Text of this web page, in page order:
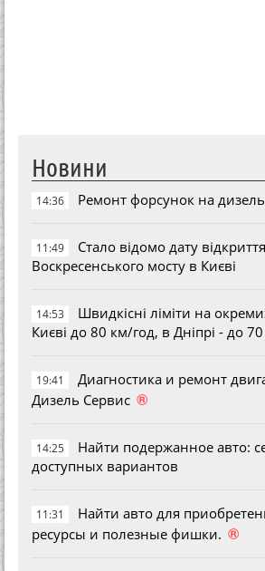
Новини
14:36 Ремонт форсунок на
11:49
Стало відомо дату
Воскресенського мосту в Києві
14:53
Швидкісні ліміти на
Києві до 80 км/год, в Дніпрі - до 70
19:41
Диагностика и ремонт
Дизель Сервис ®
14:25
Найти подержанное авто:
доступных вариантов
11:31
Найти авто для
ресурсы и полезные фишки. ®